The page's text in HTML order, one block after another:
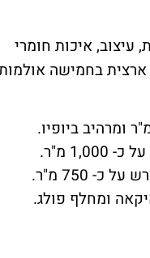
איכות חומרי
ארצית בחמישה